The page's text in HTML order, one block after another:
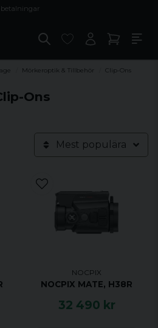
Mörkeroptik & Tillbehör Clip-Ons
Ons
Mest populära
NOCPIX
NOCPIX MATE, H38R
32 490 kr